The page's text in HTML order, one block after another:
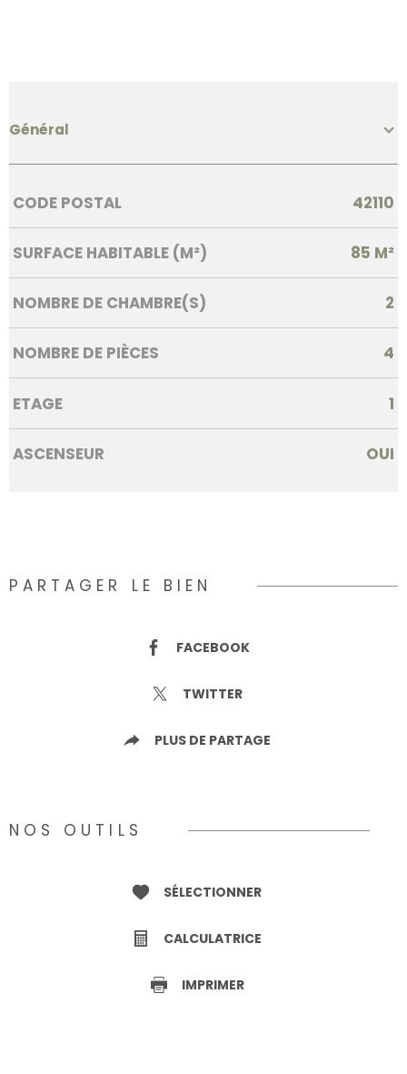
Général
Caractérisque Valeurs
CODE POSTAL 42110
SURFACE HABITABLE (M²) 85 M²
NOMBRE DE CHAMBRE(S) 2
NOMBRE DE PIÈCES 4
ETAGE 1
ASCENSEUR OUI
PARTAGER LE BIEN
FACEBOOK
TWITTER
PLUS DE PARTAGE
NOS OUTILS
SÉLECTIONNER
CALCULATRICE
IMPRIMER